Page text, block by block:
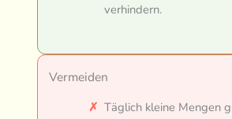
verhindern.
Vermeiden
Täglich kleine Mengen